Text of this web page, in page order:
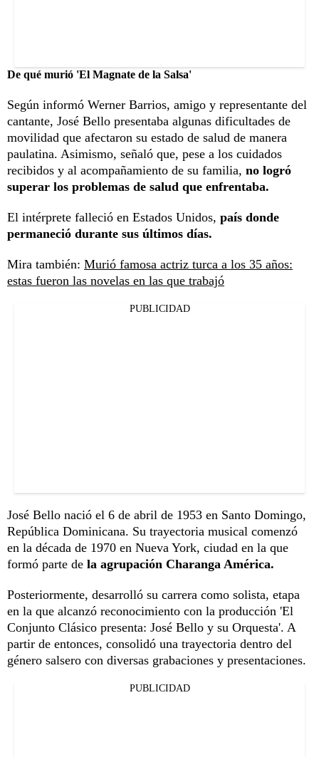
De qué murió 'El Magnate de la Salsa'
Según informó Werner Barrios, amigo y representante del
cantante, José Bello presentaba algunas dificultades de
movilidad que afectaron su estado de salud de manera
paulatina. Asimismo, señaló que, pese a los cuidados
recibidos y al acompañamiento de su familia, no logró
superar los problemas de salud que enfrentaba.
El intérprete falleció en Estados Unidos, país donde
permaneció durante sus últimos días.
Mira también: Murió famosa actriz turca a los 35 años:
estas fueron las novelas en las que trabajó
PUBLICIDAD
José Bello nació el 6 de abril de 1953 en Santo Domingo,
República Dominicana. Su trayectoria musical comenzó
en la década de 1970 en Nueva York, ciudad en la que
formó parte de la agrupación Charanga América.
Posteriormente, desarrolló su carrera como solista, etapa
en la que alcanzó reconocimiento con la producción 'El
Conjunto Clásico presenta: José Bello y su Orquesta'. A
partir de entonces, consolidó una trayectoria dentro del
género salsero con diversas grabaciones y presentaciones.
PUBLICIDAD